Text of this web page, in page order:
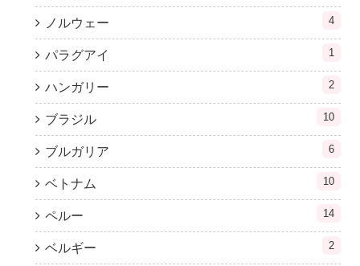
ノルウェー 4
パラグアイ 1
ハンガリー 2
ブラジル 10
ブルガリア 6
ベトナム 10
ペルー 14
ベルギー 2